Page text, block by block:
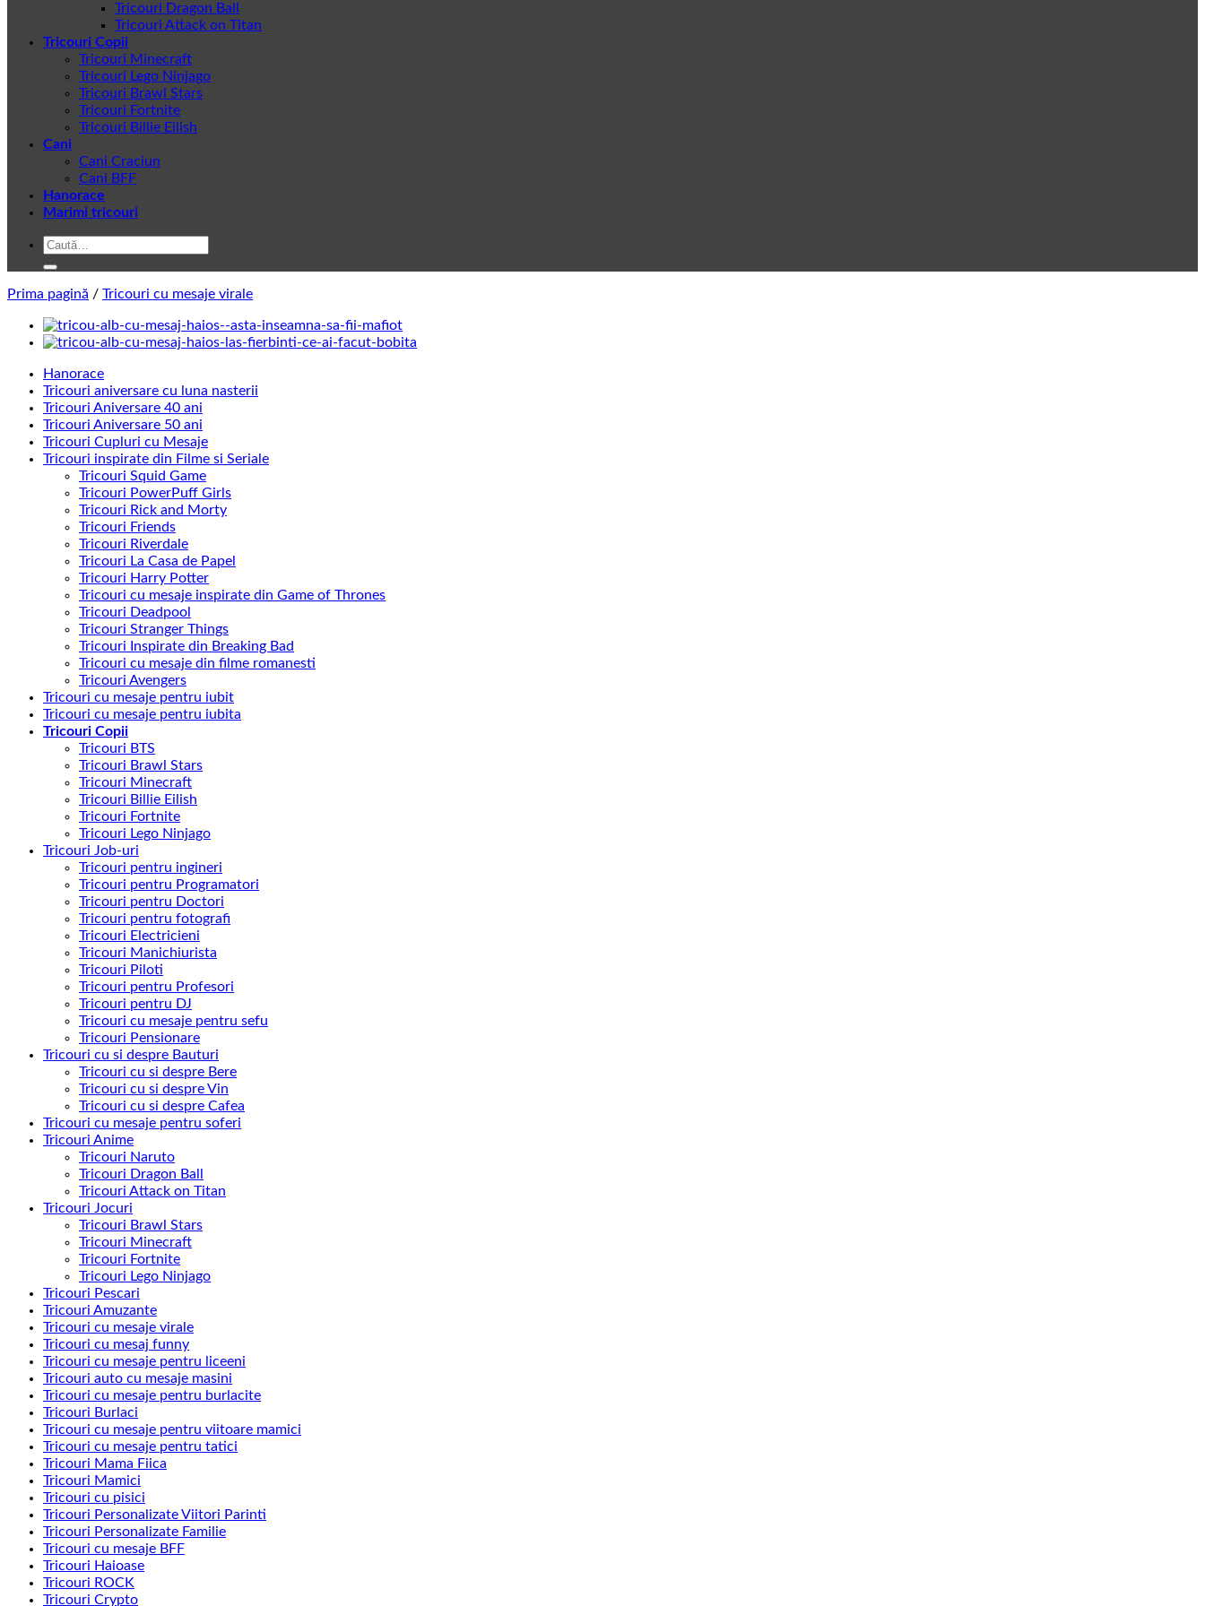
Tricouri Dragon Ball
Tricouri Attack on Titan
Tricouri Copii
Tricouri Minecraft
Tricouri Lego Ninjago
Tricouri Brawl Stars
Tricouri Fortnite
Tricouri Billie Eilish
Cani
Cani Craciun
Cani BFF
Hanorace
Marimi tricouri
Caută
Prima pagină / Tricouri cu mesaje virale
Hanorace
Tricouri aniversare cu luna nasterii
Tricouri Aniversare 40 ani
Tricouri Aniversare 50 ani
Tricouri Cupluri cu Mesaje
Tricouri inspirate din Filme si Seriale
Tricouri Squid Game
Tricouri PowerPuff Girls
Tricouri Rick and Morty
Tricouri Friends
Tricouri Riverdale
Tricouri La Casa de Papel
Tricouri Harry Potter
Tricouri cu mesaje inspirate din Game of Thrones
Tricouri Deadpool
Tricouri Stranger Things
Tricouri Inspirate din Breaking Bad
Tricouri cu mesaje din filme romanesti
Tricouri Avengers
Tricouri cu mesaje pentru iubit
Tricouri cu mesaje pentru iubita
Tricouri Copii
Tricouri BTS
Tricouri Brawl Stars
Tricouri Minecraft
Tricouri Billie Eilish
Tricouri Fortnite
Tricouri Lego Ninjago
Tricouri Job-uri
Tricouri pentru ingineri
Tricouri pentru Programatori
Tricouri pentru Doctori
Tricouri pentru fotografi
Tricouri Electricieni
Tricouri Manichiurista
Tricouri Piloti
Tricouri pentru Profesori
Tricouri pentru DJ
Tricouri cu mesaje pentru sefu
Tricouri Pensionare
Tricouri cu si despre Bauturi
Tricouri cu si despre Bere
Tricouri cu si despre Vin
Tricouri cu si despre Cafea
Tricouri cu mesaje pentru soferi
Tricouri Anime
Tricouri Naruto
Tricouri Dragon Ball
Tricouri Attack on Titan
Tricouri Jocuri
Tricouri Brawl Stars
Tricouri Minecraft
Tricouri Fortnite
Tricouri Lego Ninjago
Tricouri Pescari
Tricouri Amuzante
Tricouri cu mesaje virale
Tricouri cu mesaj funny
Tricouri cu mesaje pentru liceeni
Tricouri auto cu mesaje masini
Tricouri cu mesaje pentru burlacite
Tricouri Burlaci
Tricouri cu mesaje pentru viitoare mamici
Tricouri cu mesaje pentru tatici
Tricouri Mama Fiica
Tricouri Mamici
Tricouri cu pisici
Tricouri Personalizate Viitori Parinti
Tricouri Personalizate Familie
Tricouri cu mesaje BFF
Tricouri Haioase
Tricouri ROCK
Tricouri Crypto